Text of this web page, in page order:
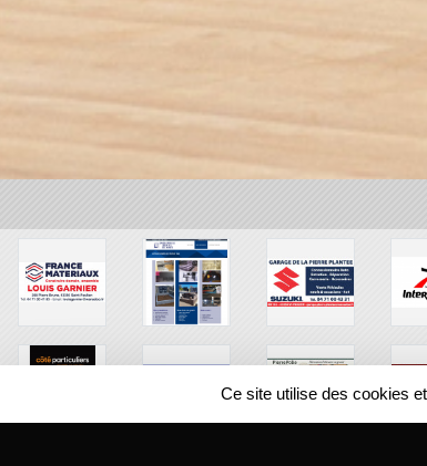
Ce site utilise des cookies